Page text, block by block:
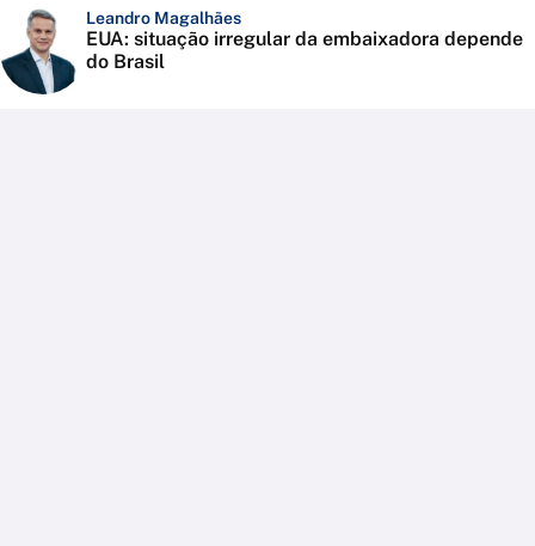
Leandro Magalhães
EUA: situação irregular da embaixadora depende
do Brasil